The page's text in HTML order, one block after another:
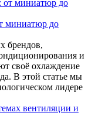
миниатюр до
брендов,
и
своё охлаждение
В этой статье мы
лидере